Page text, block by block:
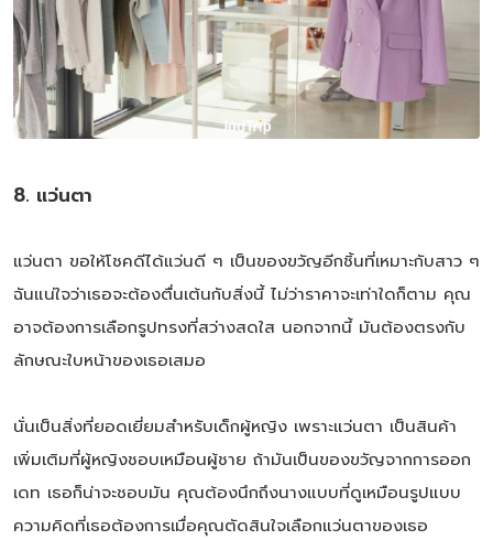
8. แว่นตา
แว่นตา ขอให้โชคดีได้แว่นดี ๆ เป็นของขวัญอีกชิ้นที่เหมาะกับสาว ๆ
ฉันแน่ใจว่าเธอจะต้องตื่นเต้นกับสิ่งนี้ ไม่ว่าราคาจะเท่าใดก็ตาม คุณ
อาจต้องการเลือกรูปทรงที่สว่างสดใส นอกจากนี้ มันต้องตรงกับ
ลักษณะใบหน้าของเธอเสมอ
นั่นเป็นสิ่งที่ยอดเยี่ยมสำหรับเด็กผู้หญิง เพราะแว่นตา เป็นสินค้า
เพิ่มเติมที่ผู้หญิงชอบเหมือนผู้ชาย ถ้ามันเป็นของขวัญจากการออก
เดท เธอก็น่าจะชอบมัน คุณต้องนึกถึงนางแบบที่ดูเหมือนรูปแบบ
ความคิดที่เธอต้องการเมื่อคุณตัดสินใจเลือกแว่นตาของเธอ